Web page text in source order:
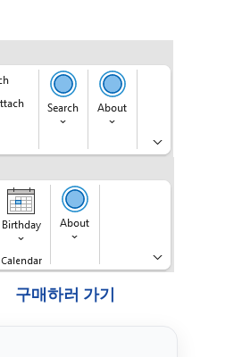
구매하러 가기